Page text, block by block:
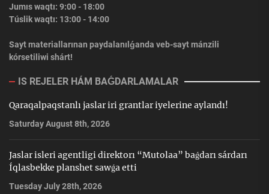
Jumıs waqtı: 9:00 - 18:00
Túslik waqtı: 13:00 - 14:00
Sayt materiallarınan paydalanılǵanda veb-sayt mánzili
kórsetiliwi shárt!
IS REJELER HÁM BAǴDARLAMALAR
Qaraqalpaqstanlı jaslar iri grantlar iyelerine aylandı!
Saturday August 8th, 2026
Jaslar isleri agentligi direktorı “Mutolaa” baǵdarı sárdarı
Íqlasbekke planshet sawǵa etti
Tuesday July 28th, 2026